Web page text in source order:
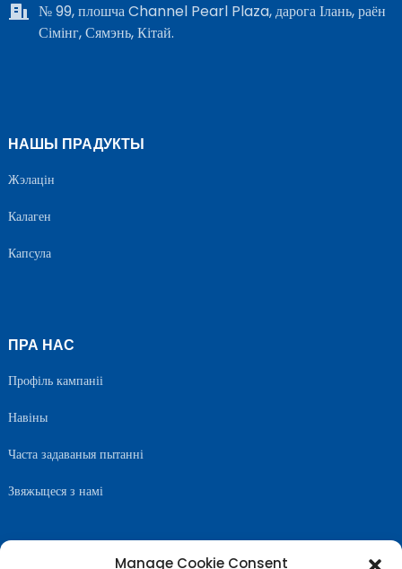
№ 99, плошча Channel Pearl Plaza, дарога Ілань, раён
Сімінг, Сямэнь, Кітай.
НАШЫ ПРАДУКТЫ
Жэлацін
Калаген
Капсула
ПРА НАС
Профіль кампаніі
Навіны
Часта задаваныя пытанні
Звяжыцеся з намі
Manage Cookie Consent